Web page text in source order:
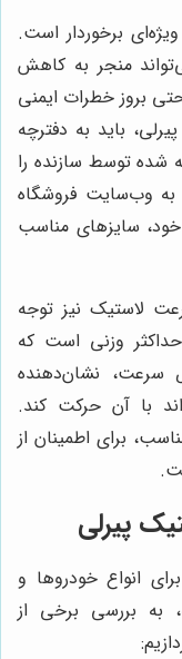
برخوردار است.
منجر به کاهش
بروز خطرات ایمنی
باید به دفترچه
شده توسط سازنده را
به وب‌سایت فروشگاه
سایزهای مناسب
لاستیک نیز توجه
وزنی است که
سرعت، نشان‌دهنده
با آن حرکت کند.
برای اطمینان از
پیرلی
انواع خودروها و
به بررسی برخی از